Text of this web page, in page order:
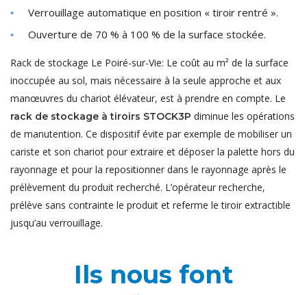
Verrouillage automatique en position « tiroir rentré ».
Ouverture de 70 % à 100 % de la surface stockée.
Rack de stockage Le Poiré-sur-Vie: Le coût au m² de la surface
inoccupée au sol, mais nécessaire à la seule approche et aux
manœuvres du chariot élévateur, est à prendre en compte. Le
rack de stockage à tiroirs STOCK3P diminue les opérations
de manutention. Ce dispositif évite par exemple de mobiliser un
cariste et son chariot pour extraire et déposer la palette hors du
rayonnage et pour la repositionner dans le rayonnage après le
prélèvement du produit recherché. L’opérateur recherche,
prélève sans contrainte le produit et referme le tiroir extractible
jusqu’au verrouillage.
Ils nous font